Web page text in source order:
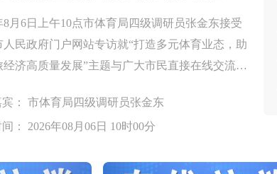
8月6日上午10点市体育局四级调研员张金东接受
人民政府门户网站专访就“打造多元体育业态，助
经济高质量发展”主题与广大市民直接在线交流，
极参与！
宾：市体育局四级调研员张金东
： 2026年08月06日 10时00分